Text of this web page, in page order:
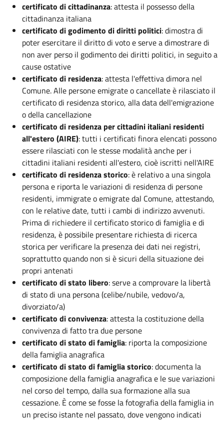
certificato di cittadinanza: attesta il possesso della
cittadinanza italiana
certificato di godimento di diritti politici: dimostra di
poter esercitare il diritto di voto e serve a dimostrare di
non aver perso il godimento dei diritti politici, in seguito a
cause ostative
certificato di residenza: attesta l'effettiva dimora nel
Comune. Alle persone emigrate o cancellate è rilasciato il
certificato di residenza storico, alla data dell'emigrazione
o della cancellazione
certificato di residenza per cittadini italiani residenti
all'estero (AIRE): tutti i certificati finora elencati possono
essere rilasciati con le stesse modalità anche per i
cittadini italiani residenti all'estero, cioè iscritti nell'AIRE
certificato di residenza storico: è relativo a una singola
persona e riporta le variazioni di residenza di persone
residenti, immigrate o emigrate dal Comune, attestando,
con le relative date, tutti i cambi di indirizzo avvenuti.
Prima di richiedere il certificato storico di famiglia e di
residenza, è possibile presentare richiesta di ricerca
storica per verificare la presenza dei dati nei registri,
soprattutto quando non si è sicuri della situazione dei
propri antenati
certificato di stato libero: serve a comprovare la libertà
di stato di una persona (celibe/nubile, vedovo/a,
divorziato/a)
certificato di convivenza: attesta la costituzione della
convivenza di fatto tra due persone
certificato di stato di famiglia: riporta la composizione
della famiglia anagrafica
certificato di stato di famiglia storico: documenta la
composizione della famiglia anagrafica e le sue variazioni
nel corso del tempo, dalla sua formazione alla sua
cessazione. È come se fosse la fotografia della famiglia in
un preciso istante nel passato, dove vengono indicati